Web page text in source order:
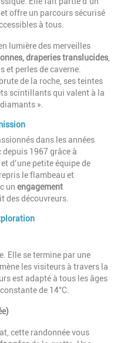
offre un parcours sécurisé
à tous.
lumière des merveilles
draperies translucides
et perles de caverne.
de la roche, ses teintes
scintillants qui valent à la
».
dans les années
1967 grâce à
d’une petite équipe de
le flambeau et
un engagement
des découvreurs.
Elle se termine par une
les visiteurs à travers la
est adapté à tous les âges
de 14°C.
cette randonnée vous